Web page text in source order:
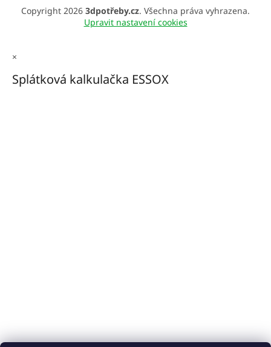
Copyright 2026 3dpotřeby.cz. Všechna práva vyhrazena.
Upravit nastavení cookies
×
Splátková kalkulačka ESSOX